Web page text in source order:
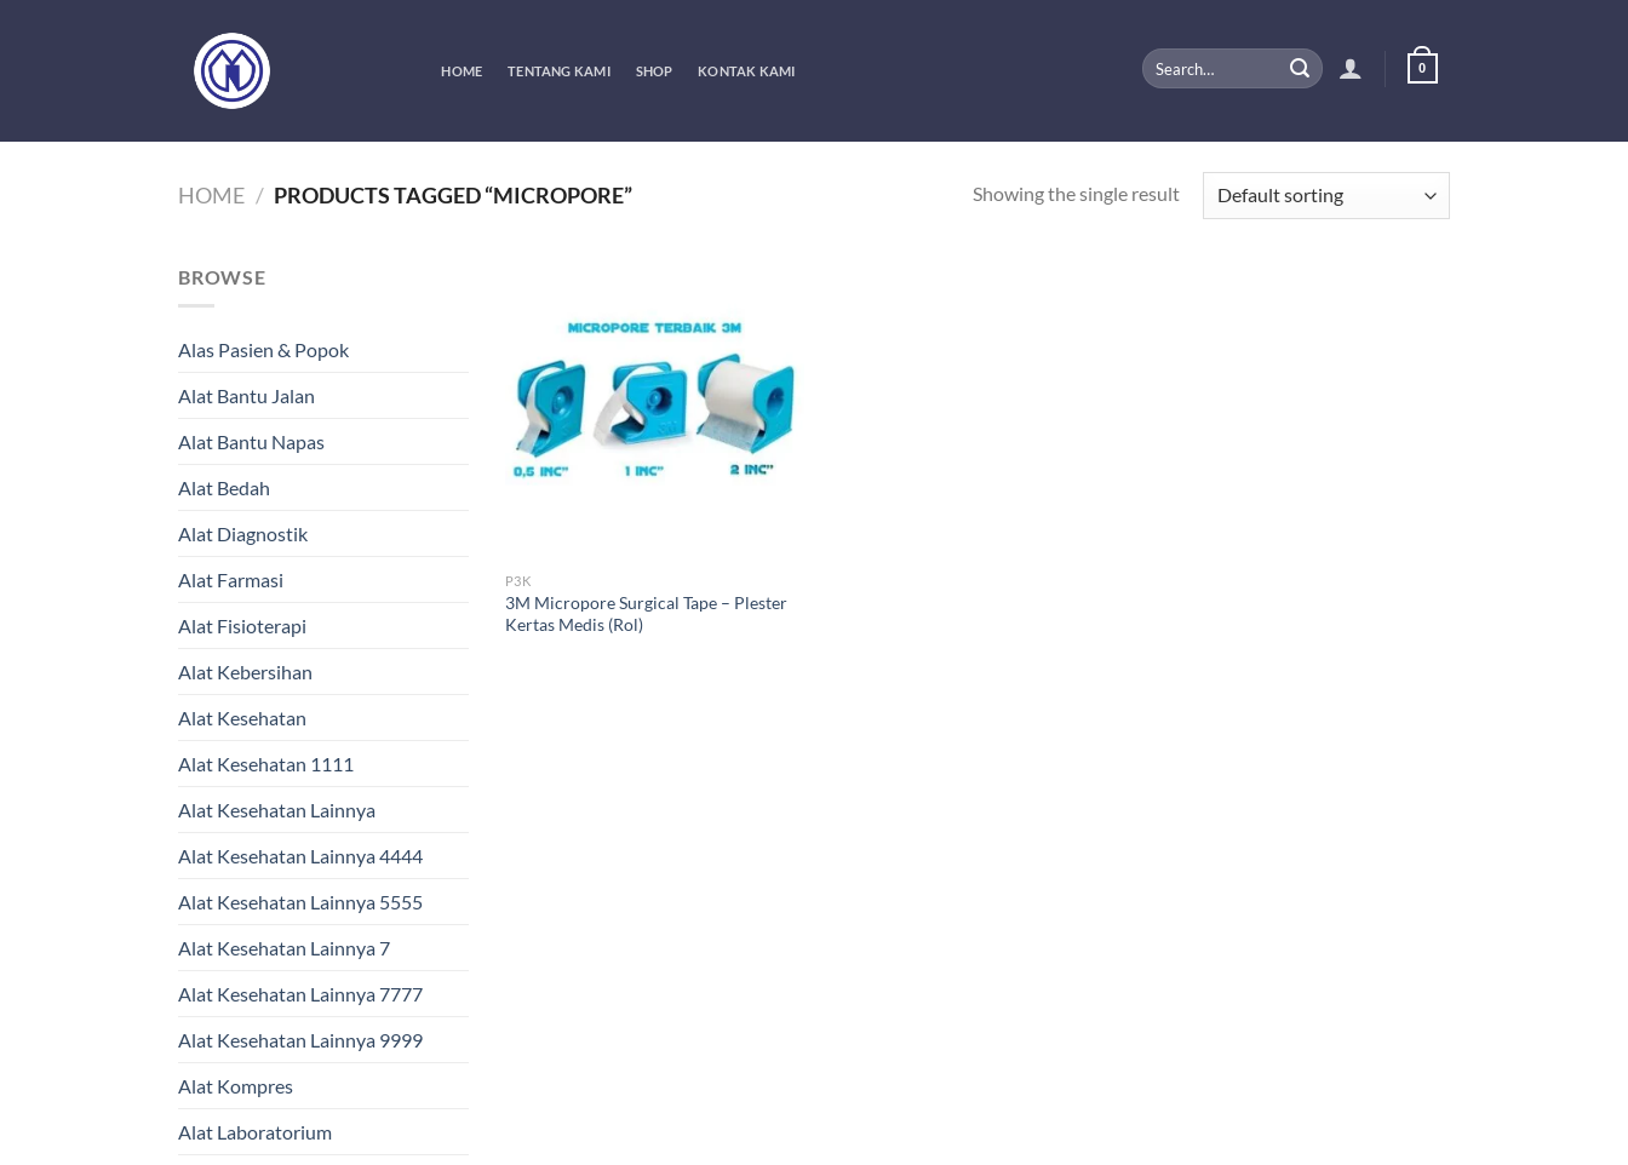
HOME TENTANG KAMI SHOP KONTAK KAMI
Search
for:
0
HOME / PRODUCTS TAGGED “MICROPORE” Showing the single result
BROWSE
Alas Pasien & Popok
Alat Bantu Jalan
Alat Bantu Napas
Alat Bedah
Alat Diagnostik
Alat Farmasi
Alat Fisioterapi
Alat Kebersihan
Alat Kesehatan
Alat Kesehatan 1111
Alat Kesehatan Lainnya
Alat Kesehatan Lainnya 4444
Alat Kesehatan Lainnya 5555
Alat Kesehatan Lainnya 7
Alat Kesehatan Lainnya 7777
Alat Kesehatan Lainnya 9999
Alat Kompres
Alat Laboratorium
P3K
3M Micropore Surgical Tape – Plester
Kertas Medis (Rol)